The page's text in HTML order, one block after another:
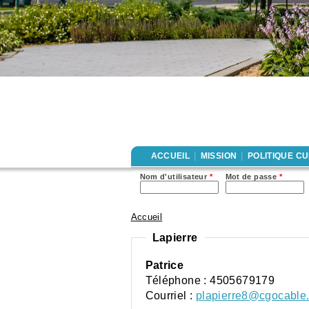
ACCUEIL MISSION POLITIQUE
Nom d'utilisateur * Mot de passe *
Vous êtes ici
Accueil
Lapierre
Patrice
Téléphone :4505679179
Courriel :